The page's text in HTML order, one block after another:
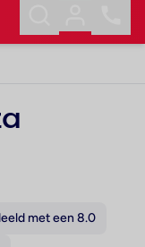
met een 8.0